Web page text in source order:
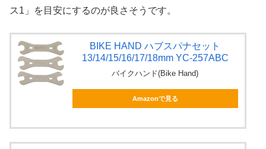
ス1」を目安にするのが良さそうです。
BIKE HAND ハブスパナセット
13/14/15/16/17/18mm YC-257ABC
バイクハンド(Bike Hand)
Amazonで見る